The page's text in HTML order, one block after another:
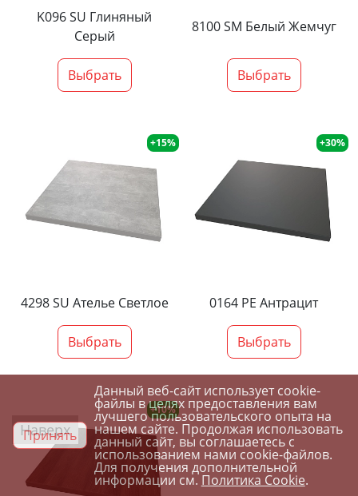
K096 SU Глиняный
Серый
Выбрать
8100 SM Белый Жемчуг
Выбрать
+15%
4298 SU Ателье Светлое
Выбрать
+30%
0164 PE Антрацит
Выбрать
+10%
Наверх
Принять
Данный веб-сайт использует cookie-
файлы в целях предоставления вам
лучшего пользовательского опыта на
нашем сайте. Продолжая использовать
данный сайт, вы соглашаетесь с
использованием нами cookie-файлов.
Для получения дополнительной
информации см.Политика Cookie.